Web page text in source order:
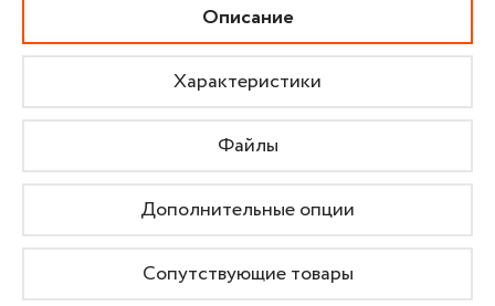
Описание
Характеристики
Файлы
Дополнительные опции
Сопутствующие товары